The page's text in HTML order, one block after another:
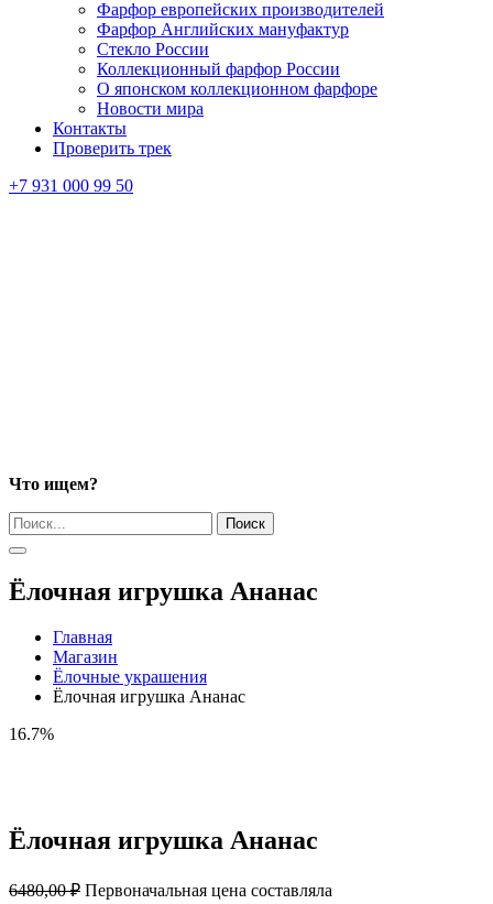
Фарфор европейских производителей
Фарфор Английских мануфактур
Стекло России
Коллекционный фарфор России
О японском коллекционном фарфоре
Новости мира
Контакты
Проверить трек
+7 931 000 99 50
Что ищем?
Поиск
Ёлочная игрушка Ананас
Главная
Магазин
Ёлочные украшения
Ёлочная игрушка Ананас
16.7%
Ёлочная игрушка Ананас
6480,00₽ Первоначальная цена составляла